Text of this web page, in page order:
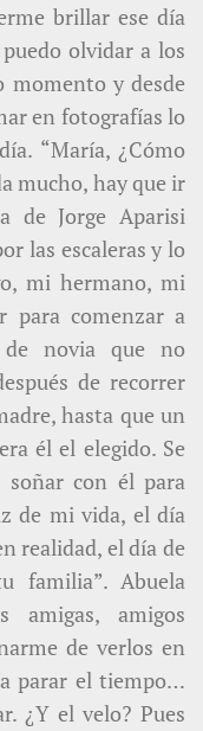
brillar ese día
olvidar a los
momento y desde
en fotografías lo
“María, ¿Cómo
mucho, hay que ir
de Jorge Aparisi
las escaleras y lo
mi hermano, mi
para comenzar a
novia que no
de recorrer
hasta que un
él el elegido. Se
con él para
de mi vida, el día
realidad, el día de
familia”. Abuela
amigas, amigos
de verlos en
parar el tiempo…
¿Y el velo? Pues